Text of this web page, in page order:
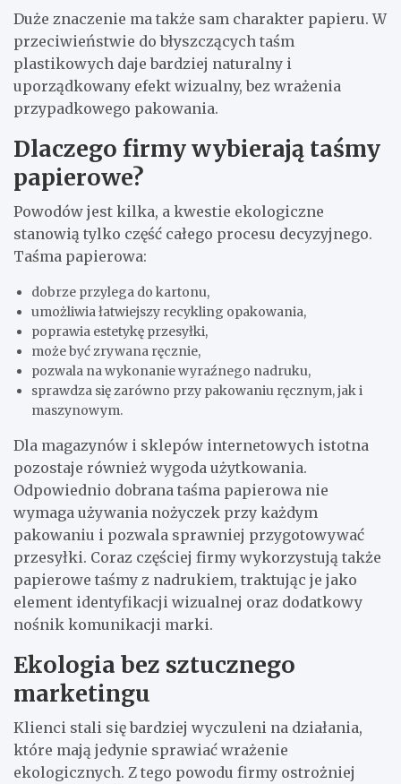
Duże znaczenie ma także sam charakter papieru. W
przeciwieństwie do błyszczących taśm
plastikowych daje bardziej naturalny i
uporządkowany efekt wizualny, bez wrażenia
przypadkowego pakowania.
Dlaczego firmy wybierają taśmy
papierowe?
Powodów jest kilka, a kwestie ekologiczne
stanowią tylko część całego procesu decyzyjnego.
Taśma papierowa:
dobrze przylega do kartonu,
umożliwia łatwiejszy recykling opakowania,
poprawia estetykę przesyłki,
może być zrywana ręcznie,
pozwala na wykonanie wyraźnego nadruku,
sprawdza się zarówno przy pakowaniu ręcznym, jak i
maszynowym.
Dla magazynów i sklepów internetowych istotna
pozostaje również wygoda użytkowania.
Odpowiednio dobrana taśma papierowa nie
wymaga używania nożyczek przy każdym
pakowaniu i pozwala sprawniej przygotowywać
przesyłki. Coraz częściej firmy wykorzystują także
papierowe taśmy z nadrukiem, traktując je jako
element identyfikacji wizualnej oraz dodatkowy
nośnik komunikacji marki.
Ekologia bez sztucznego
marketingu
Klienci stali się bardziej wyczuleni na działania,
które mają jedynie sprawiać wrażenie
ekologicznych. Z tego powodu firmy ostrożniej